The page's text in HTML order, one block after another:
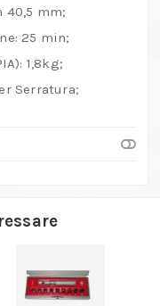
40,5 mm;
25 min;
1,8kg;
Serratura;